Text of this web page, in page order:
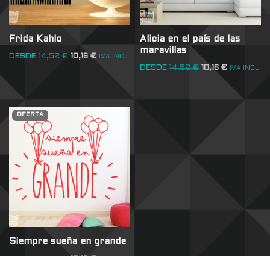
Frida Kahlo
DESDE 14,52€ 10,16 € IVA INCL
Alicia en el país de las
maravillas
DESDE 14,52€ 10,16€ IVA INCL
OFERTA
Siempre sueña en grande